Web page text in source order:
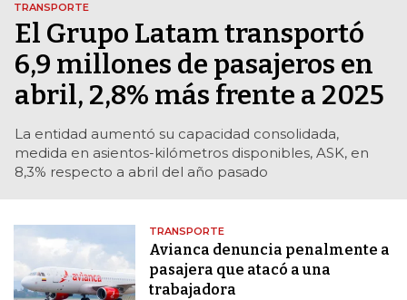
TRANSPORTE
El Grupo Latam transportó
6,9 millones de pasajeros en
abril, 2,8% más frente a 2025
La entidad aumentó su capacidad consolidada,
medida en asientos-kilómetros disponibles, ASK, en
8,3% respecto a abril del año pasado
TRANSPORTE
Avianca denuncia penalmente a
pasajera que atacó a una
trabajadora